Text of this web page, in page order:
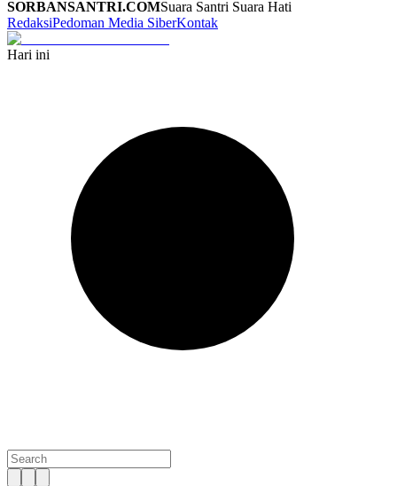
SORBANSANTRI.COMSuara Santri Suara Hati
RedaksiPedoman Media SiberKontak
Hari ini